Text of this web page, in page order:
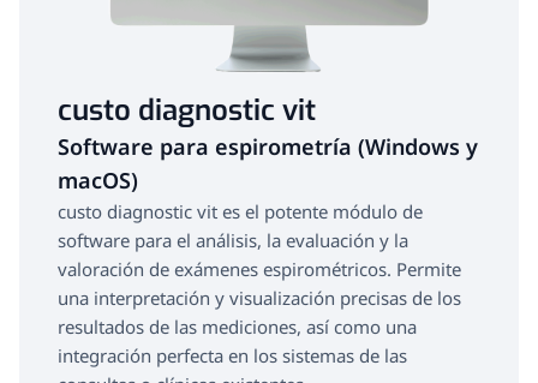
custo diagnostic vit
Software para espirometría (Windows y
macOS)
custo diagnostic vit es el potente módulo de
software para el análisis, la evaluación y la
valoración de exámenes espirométricos. Permite
una interpretación y visualización precisas de los
resultados de las mediciones, así como una
integración perfecta en los sistemas de las